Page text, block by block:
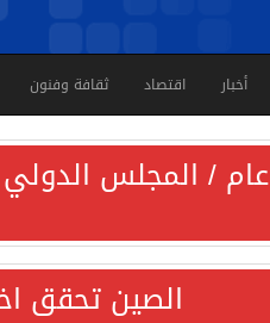
أخبار اقتصاد ثقافة وفنون
عام / المجلس الدولي
الصين تحقق